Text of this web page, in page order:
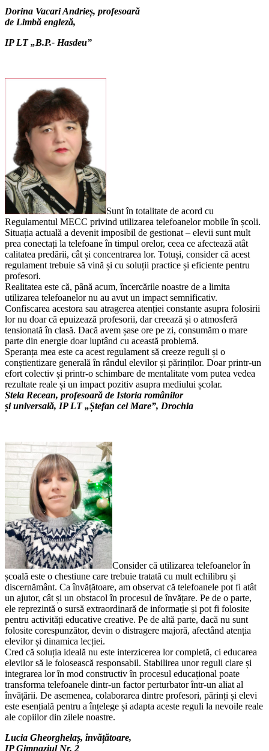
Dorina Vacari Andrieș, profesoară
de Limbă engleză,
IP LT „B.P.- Hasdeu”
Sunt în totalitate de acord cu
Regulamentul MECC privind utilizarea telefoanelor mobile în școli.
Situația actuală a devenit imposibil de gestionat – elevii sunt mult
prea conectați la telefoane în timpul orelor, ceea ce afectează atât
calitatea predării, cât și concentrarea lor. Totuși, consider că acest
regulament trebuie să vină și cu soluții practice și eficiente pentru
profesori.
Realitatea este că, până acum, încercările noastre de a limita
utilizarea telefoanelor nu au avut un impact semnificativ.
Confiscarea acestora sau atragerea atenției constante asupra folosirii
lor nu doar că epuizează profesorii, dar creează și o atmosferă
tensionată în clasă. Dacă avem șase ore pe zi, consumăm o mare
parte din energie doar luptând cu această problemă.
Speranța mea este ca acest regulament să creeze reguli și o
conștientizare generală în rândul elevilor și părinților. Doar printr-un
efort colectiv și printr-o schimbare de mentalitate vom putea vedea
rezultate reale și un impact pozitiv asupra mediului școlar.
Stela Recean, profesoară de Istoria românilor
și universală, IP LT „Ștefan cel Mare”, Drochia
Consider că utilizarea telefoanelor în
școală este o chestiune care trebuie tratată cu mult echilibru și
discernământ. Ca învățătoare, am observat că telefoanele pot fi atât
un ajutor, cât și un obstacol în procesul de învățare. Pe de o parte,
ele reprezintă o sursă extraordinară de informație și pot fi folosite
pentru activități educative creative. Pe de altă parte, dacă nu sunt
folosite corespunzător, devin o distragere majoră, afectând atenția
elevilor și dinamica lecției.
Cred că soluția ideală nu este interzicerea lor completă, ci educarea
elevilor să le folosească responsabil. Stabilirea unor reguli clare și
integrarea lor în mod constructiv în procesul educațional poate
transforma telefoanele dintr-un factor perturbator într-un aliat al
învățării. De asemenea, colaborarea dintre profesori, părinți și elevi
este esențială pentru a înțelege și adapta aceste reguli la nevoile reale
ale copiilor din zilele noastre.
Lucia Gheorghelaș, învățătoare,
IP Gimnaziul Nr. 2